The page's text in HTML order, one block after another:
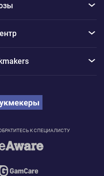
К СПЕЦИАЛИСТУ